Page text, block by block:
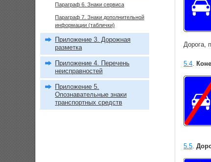
Дорога,
5.4.
5.5.
Параграф 6. Знаки сервиса
Параграф 7. Знаки дополнительной
информации (таблички)
Приложение 3. Дорожная
разметка
Приложение 4. Перечень
неисправностей
Приложение 5.
Опознавательные знаки
транспортных средств